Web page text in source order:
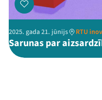
ThreadsFacebook
2025. gada 21. jūnijs RTU
Sarunas par